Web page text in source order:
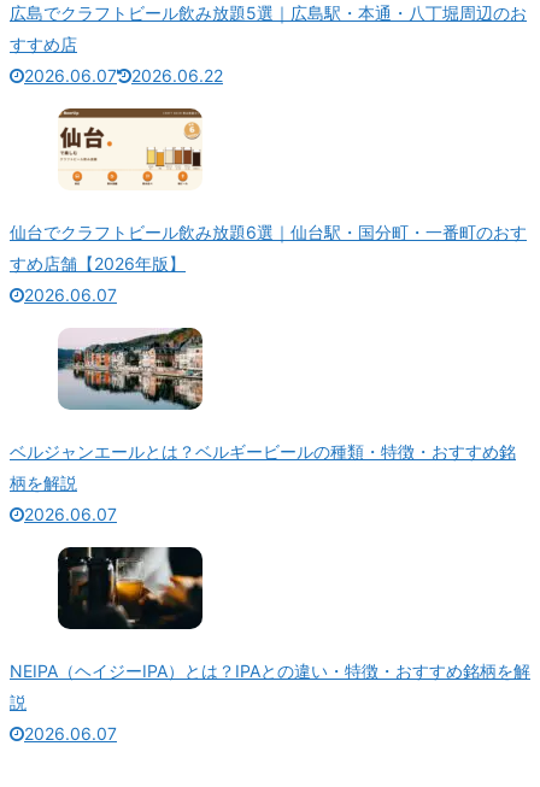
広島でクラフトビール飲み放題5選｜広島駅・本通・八丁堀周辺のお
すすめ店
2026.06.07
2026.06.22
仙台でクラフトビール飲み放題6選｜仙台駅・国分町・一番町のおす
すめ店舗【2026年版】
2026.06.07
ベルジャンエールとは？ベルギービールの種類・特徴・おすすめ銘
柄を解説
2026.06.07
NEIPA（ヘイジーIPA）とは？IPAとの違い・特徴・おすすめ銘柄を解
説
2026.06.07